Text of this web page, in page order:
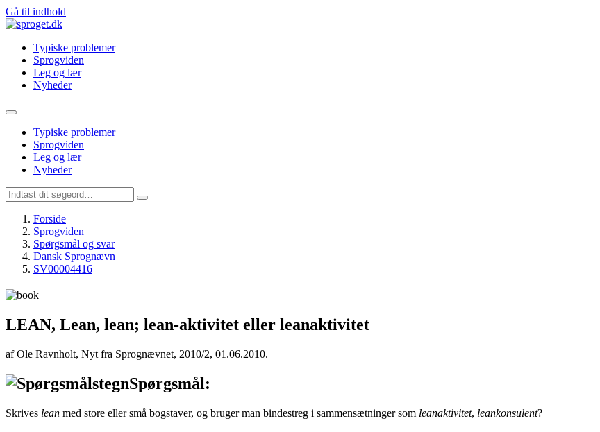
Gå til indhold
Typiske problemer
Sprogviden
Leg og lær
Nyheder
Typiske problemer
Sprogviden
Leg og lær
Nyheder
Forside
Sprogviden
Spørgsmål og svar
Dansk Sprognævn
SV00004416
LEAN, Lean, lean; lean-aktivitet eller leanaktivitet
af Ole Ravnholt, Nyt fra Sprognævnet, 2010/2, 01.06.2010.
Spørgsmål:
Skrives lean med store eller små bogstaver, og bruger man bindestreg i sammensætninger som leanaktivitet, leankonsulent?